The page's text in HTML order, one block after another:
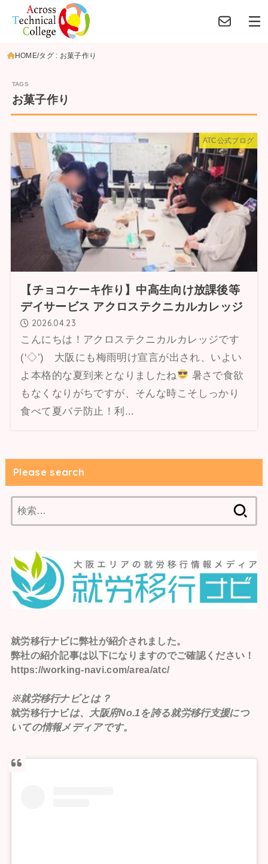
HOME タグ : お菓子作り
お菓子作り
ATC公式ブログ
【チョコケーキ作り】中高生向け放課後等
デイサービス アクロステクニカルカレッジ
2026.04.23
こんにちは！アクロステクニカルカレッジです
(‘◇’)ゞ大阪にも梅雨明け宣言が出され、いよい
よ本格的な夏到来となりましたね
暑さで食欲
もなくなりがちですが、そんな時こそしっかり
食べて夏バテ防止！利...
Please search
索:
就労移行ナビに弊社が紹介されました。
弊社の紹介記事は以下になりますのでご確認ください！
https://working-navi.com/area/atc/
※就労移行ナビとは？
就労移行ナビは、大阪府No.1を誇る就労移行支援につ
いての情報メディアです。